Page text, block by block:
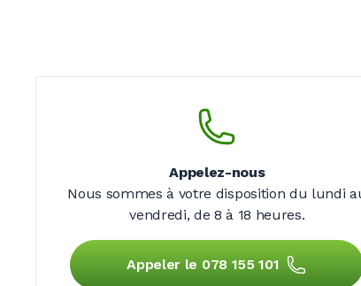
Appelez-nous
Nous sommes à votre disposition du lundi
vendredi, de 8 à 18 heures.
Appeler le 078 155 101